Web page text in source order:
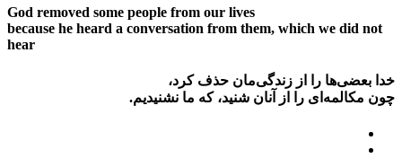
God removed some people from our lives
because he heard a conversation from them, which we did not
hear
خدا بعضی‌ها را از زندگی‌مان حذف کرد،
چون مکالمه‌ای را از آنان شنید، که ما نشنیدیم.